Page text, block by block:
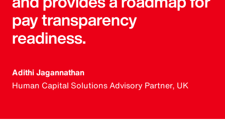
pay transparency
readiness.
Adithi Jagannathan
Human Capital Solutions Advisory Partner, UK